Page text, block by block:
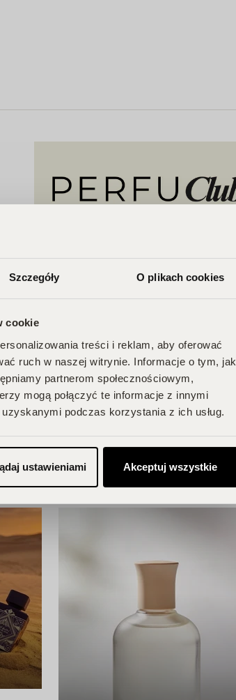
Szczegóły O plikach cookies
cookie
treści i reklam, aby oferować
ruch w naszej witrynie. Informacje o tym, jak
partnerom społecznościowym,
mogą połączyć te informacje z innymi
podczas korzystania z ich usług.
ustawieniami Akceptuj wszystkie